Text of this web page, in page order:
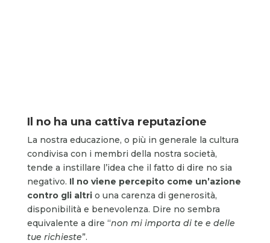
Il no ha una cattiva reputazione
La nostra educazione, o più in generale la cultura
condivisa con i membri della nostra società,
tende a instillare l’idea che il fatto di dire no sia
negativo. Il no viene percepito come un’azione
contro gli altri o una carenza di generosità,
disponibilità e benevolenza. Dire no sembra
equivalente a dire “non mi importa di te e delle
tue richieste”.